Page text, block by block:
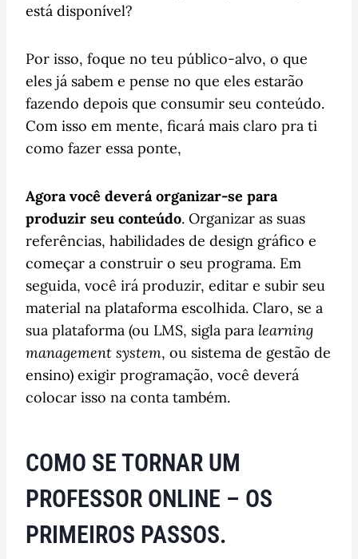
está disponível?
Por isso, foque no teu público-alvo, o que
eles já sabem e pense no que eles estarão
fazendo depois que consumir seu conteúdo.
Com isso em mente, ficará mais claro pra ti
como fazer essa ponte,
Agora você deverá organizar-se para
produzir seu conteúdo. Organizar as suas
referências, habilidades de design gráfico e
começar a construir o seu programa. Em
seguida, você irá produzir, editar e subir seu
material na plataforma escolhida. Claro, se a
sua plataforma (ou LMS, sigla para learning
management system, ou sistema de gestão de
ensino) exigir programação, você deverá
colocar isso na conta também.
COMO SE TORNAR UM
PROFESSOR ONLINE – OS
PRIMEIROS PASSOS.